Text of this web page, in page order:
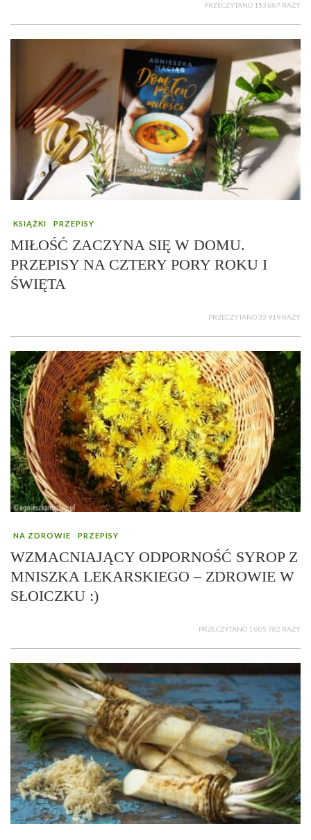
PRZECZYTANO 153 887 RAZY
KSIĄŻKI PRZEPISY
MIŁOŚĆ ZACZYNA SIĘ W DOMU.
PRZEPISY NA CZTERY PORY ROKU I
ŚWIĘTA
PRZECZYTANO 33 919 RAZY
NA ZDROWIE PRZEPISY
WZMACNIAJĄCY ODPORNOŚĆ SYROP Z
MNISZKA LEKARSKIEGO – ZDROWIE W
SŁOICZKU :)
PRZECZYTANO 1 005 782 RAZY